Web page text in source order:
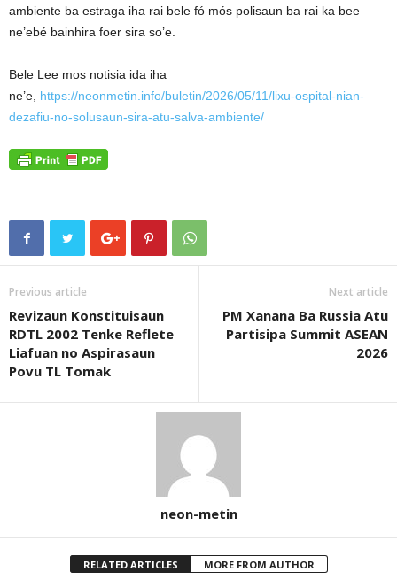
ambiente ba estraga iha rai bele fó mós polisaun ba rai ka bee
ne’ebé bainhira foer sira so’e.
Bele Lee mos notisia ida iha
ne’e, https://neonmetin.info/buletin/2026/05/11/lixu-ospital-nian-
dezafiu-no-solusaun-sira-atu-salva-ambiente/
Previous article
Revizaun Konstituisaun
RDTL 2002 Tenke Reflete
Liafuan no Aspirasaun
Povu TL Tomak
Next article
PM Xanana Ba Russia Atu
Partisipa Summit ASEAN
2026
neon-metin
RELATED ARTICLES MORE FROM AUTHOR